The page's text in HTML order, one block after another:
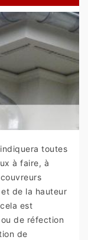
toutes
à faire, à
de la hauteur
est
de réfection
de